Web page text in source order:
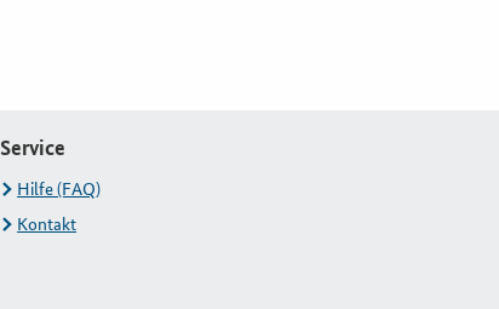
Service
Hilfe (FAQ)
Kontakt